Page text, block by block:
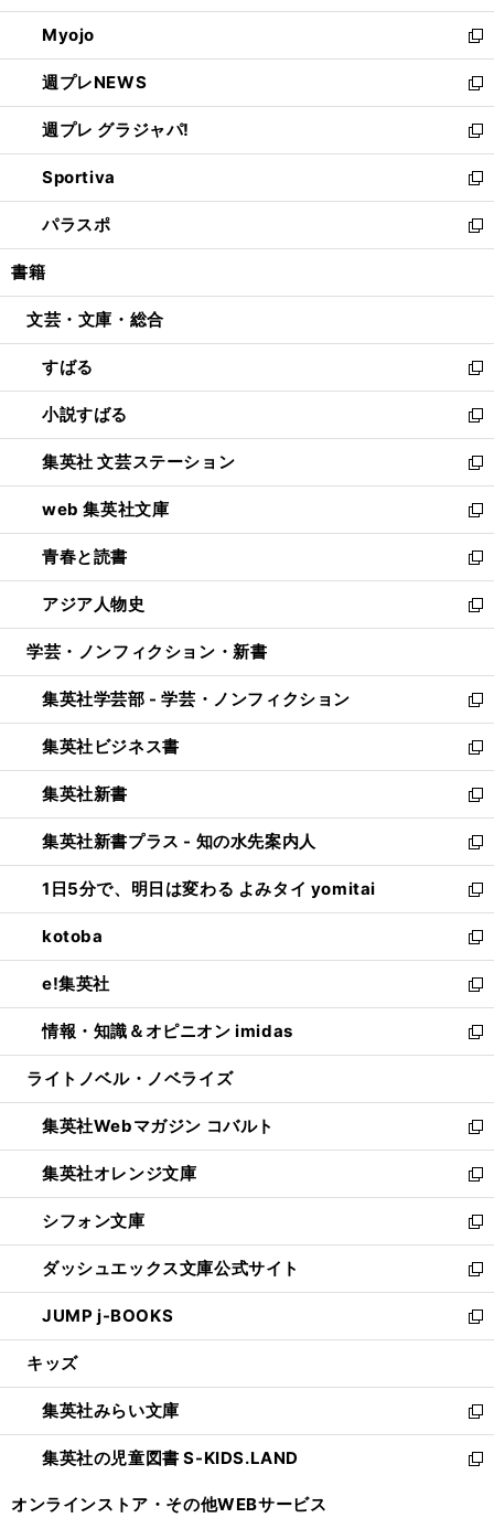
開
く
ウ
で
開
く
ン
ド
ウ
で
開
く
ウ
ィ
ン
ド
ウ
で
開
く
Myojo
新
し
い
ウ
ィ
ン
ド
ウ
で
開
週プレNEWS
新
し
い
ウ
ィ
ン
ド
ウ
開
週プレ グラジャパ!
新
し
い
ウ
ィ
ン
ウ
開
く
Sportiva
新
し
い
ウ
ン
ウ
で
開
く
パラスポ
新
し
ウ
ン
ド
ウ
で
開
く
書籍
文芸・文庫・総合
すばる
新
し
い
ウ
ィ
ン
ド
ウ
で
開
く
小説すばる
新
し
い
ウ
ィ
ン
ド
ウ
で
開
集英社 文芸ステーション
新
し
い
ウ
ィ
ン
ド
ウ
開
く
web 集英社文庫
新
し
い
ウ
ィ
ン
ウ
で
開
く
青春と読書
新
し
い
ウ
ン
ド
ウ
で
開
く
アジア人物史
新
し
ウ
ィ
ン
ド
ウ
で
開
く
学芸・ノンフィクション・新書
集英社学芸部 - 学芸・ノンフィクション
新
し
い
ウ
ィ
ン
ド
ウ
で
開
く
集英社ビジネス書
新
し
い
ウ
ィ
ン
ド
ウ
で
開
く
集英社新書
新
し
い
ウ
ィ
ン
ド
ウ
で
開
く
集英社新書プラス - 知の水先案内人
新
し
い
ウ
ィ
ン
ド
ウ
で
開
1日5分で、明日は変わる よみタイ yomitai
新
し
い
ウ
ィ
ン
ド
ウ
開
く
kotoba
新
し
い
ウ
ィ
ン
ウ
で
開
く
e!集英社
新
し
い
ウ
ン
ド
ウ
で
開
く
情報・知識＆オピニオン imidas
新
し
ウ
ィ
ン
ド
ウ
で
開
く
ライトノベル・ノベライズ
集英社Webマガジン コバルト
新
し
い
ウ
ィ
ン
ド
ウ
で
開
集英社オレンジ文庫
新
し
い
ウ
ィ
ン
ド
ウ
開
く
シフォン文庫
新
し
い
ウ
ィ
ン
ウ
で
開
く
ダッシュエックス文庫公式サイト
新
し
い
ウ
ン
ド
ウ
で
JUMP j-BOOKS
新
し
ウ
ィ
ン
ド
キッズ
集英社みらい文庫
新
し
い
集英社の児童図書 S-KIDS.LAND
新
オンラインストア・ その他WEBサービス